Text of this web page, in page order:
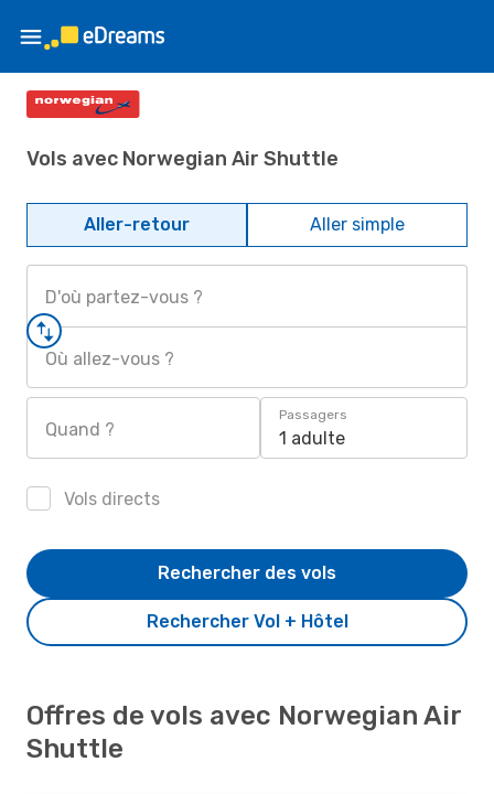
Vols avec Norwegian Air Shuttle
Aller-retour Aller simple
D'où partez-vous ?
Où allez-vous ?
Quand ?
Passagers
1 adulte
Vols directs
Rechercher Vol + Hôtel
Rechercher des vols
Offres de vols avec Norwegian Air
Shuttle